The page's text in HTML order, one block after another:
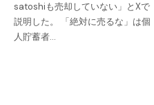
satoshiも売却していない」とXで
説明した。 「絶対に売るな」は個
人貯蓄者…